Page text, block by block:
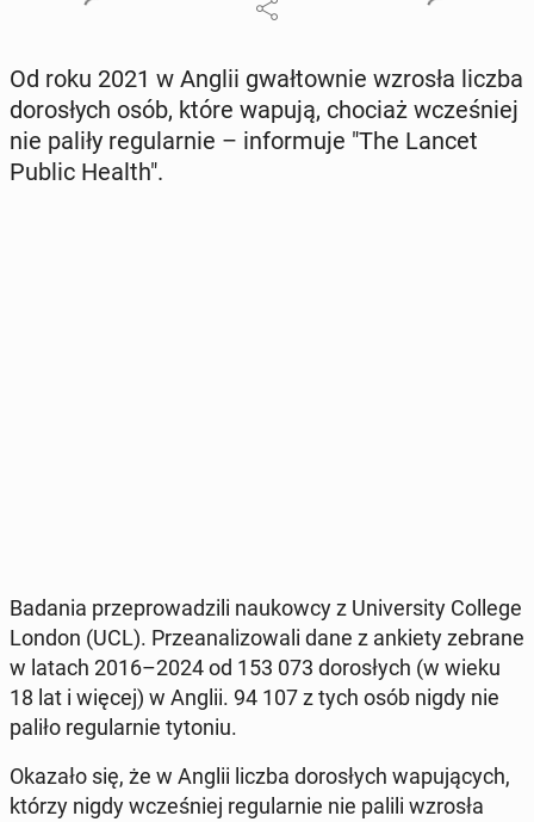
Od roku 2021 w Anglii gwał­tow­nie wzrosła liczba
do­ro­słych osób, które wapują, chociaż wcze­śniej
nie paliły re­gu­lar­nie – in­for­mu­je "The Lancet
Public Health".
Badania prze­pro­wa­dzi­li na­ukow­cy z Uni­ver­si­ty College
London (UCL). Prze­ana­li­zo­wa­li dane z ankiety zebrane
w latach 2016–2024 od 153 073 do­ro­słych (w wieku
18 lat i więcej) w Anglii. 94 107 z tych osób nigdy nie
paliło re­gu­lar­nie tytoniu.
Okazało się, że w Anglii liczba do­ro­słych wa­pu­ją­cych,
którzy nigdy wcze­śniej re­gu­lar­nie nie palili wzrosła